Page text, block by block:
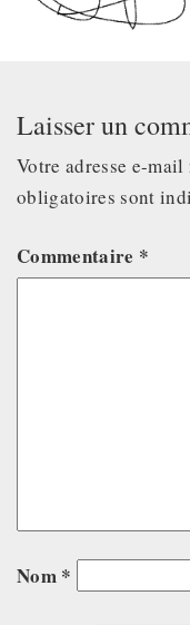
Laisser un
Votre adresse e-
obligatoires sont
Commentaire *
Nom *